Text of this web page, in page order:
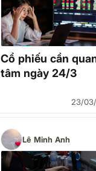
Cổ phiếu cần
tâm ngày 24/3
23/
Lê Minh Anh